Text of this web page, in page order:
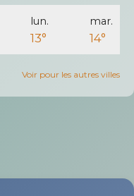
lun.
13°
mar.
14°
Voir pour les autres villes